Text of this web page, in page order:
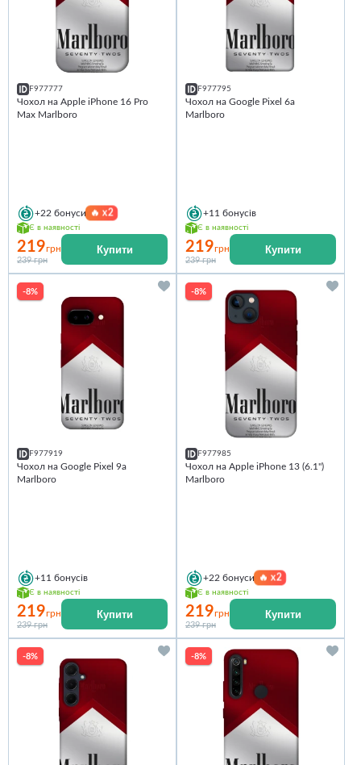
F977777
Чохол на Apple iPhone 16 Pro
Max Marlboro
+22 бонуси 🔥x2
Є в наявності
219грн
239 грн
Купити
F977795
Чохол на Google Pixel 6a
Marlboro
+11 бонусів
Є в наявності
219грн
239 грн
Купити
-8%
F977919
Чохол на Google Pixel 9a
Marlboro
+11 бонусів
Є в наявності
219грн
239 грн
Купити
-8%
F977985
Чохол на Apple iPhone 13 (6.1")
Marlboro
+22 бонуси 🔥x2
Є в наявності
219грн
239 грн
Купити
-8% -8%